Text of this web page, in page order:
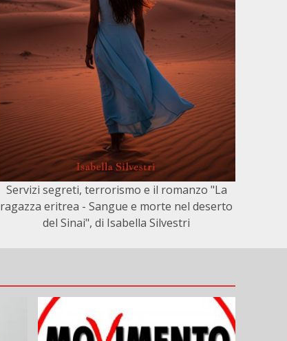
Servizi segreti, terrorismo e il romanzo "La
ragazza eritrea - Sangue e morte nel deserto
del Sinai", di Isabella Silvestri